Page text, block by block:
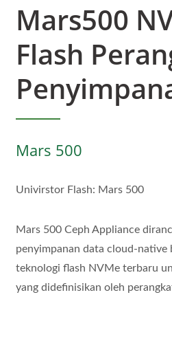
Mars500
Flash
Mars 500
Univirstor Flash: Mars 500
Mars 500 Ceph Appliance
penyimpanan data cloud-native
teknologi flash NVMe terbaru
yang didefinisikan oleh